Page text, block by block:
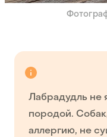
Лабрадудль не
породой.
аллергию, не